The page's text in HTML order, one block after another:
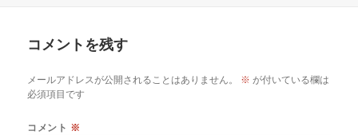
コメントを残す
メールアドレスが公開されることはありません。 ※ が付いている欄は
必須項目です
コメント ※